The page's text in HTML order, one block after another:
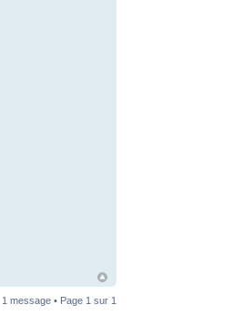
1 message • Page 1 sur 1